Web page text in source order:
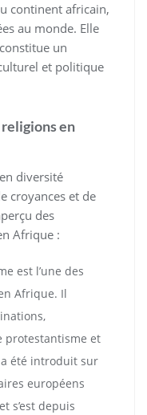
continent africain,
au monde. Elle
un
et politique
en
diversité
croyances et de
des
Afrique :
est l’une des
Afrique. Il
protestantisme et
a été introduit sur
européens
s’est depuis